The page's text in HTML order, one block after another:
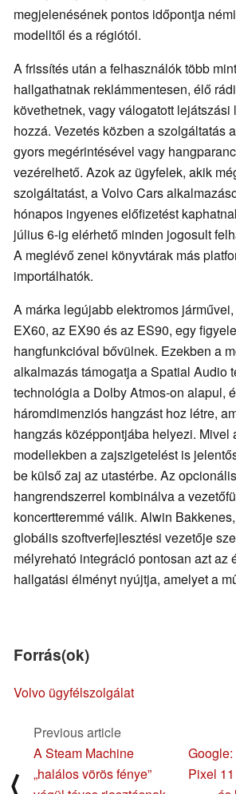
megjelenésének pontos időpontja
modelltől és a régiótól.
A frissítés után a felhasználók több
hallgathatnak reklámmentesen, élő
követhetnek, vagy válogatott
hozzá. Vezetés közben a szolgáltatás
gyors megérintésével vagy
vezérelhető. Azok az ügyfelek, akik
szolgáltatást, a Volvo Cars
hónapos ingyenes előfizetést
július 6-ig elérhető minden jogosult
A meglévő zenei könyvtárak más
importálhatók.
A márka legújabb elektromos
EX60, az EX90 és az ES90, egy
hangfunkcióval bővülnek. Ezekben a
alkalmazás támogatja a Spatial Audio
technológia a Dolby Atmos-on alapul,
háromdimenziós hangzást hoz létre,
hangzás középpontjába helyezi. Mivel
modellekben a zajszigetelést is
be külső zaj az utastérbe. Az
hangrendszerrel kombinálva a
koncertteremmé válik. Alwin
globális szoftverfejlesztési vezetője
mélyreható integráció pontosan azt az
hallgatási élményt nyújtja, amelyet a
Forrás(ok)
Volvo ügyfélszolgálat
⟨
Previous article
A Steam Machine
„halálos vörös fénye”
Pixel